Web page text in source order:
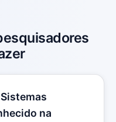
na